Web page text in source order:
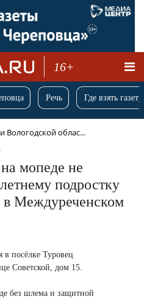
16+
Речь Где взять
Вологодской облас...
мопеде не
подростку
в Междуреченском
посёлке Туровец
Советской, дом 15.
без шлема и защитной